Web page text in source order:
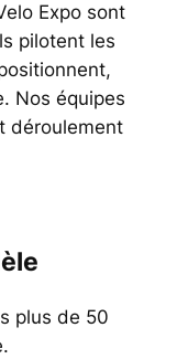
Expo sont
pilotent les
Nos équipes
déroulement
plus de 50